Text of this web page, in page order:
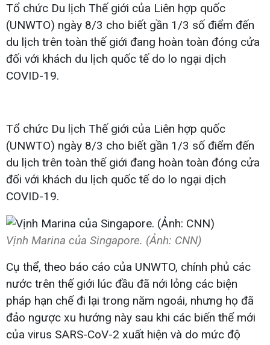
Tổ chức Du lịch Thế giới của Liên hợp quốc
(UNWTO) ngày 8/3 cho biết gần 1/3 số điểm đến
du lịch trên toàn thế giới đang hoàn toàn đóng cửa
đối với khách du lịch quốc tế do lo ngại dịch
COVID-19.
Tổ chức Du lịch Thế giới của Liên hợp quốc
(UNWTO) ngày 8/3 cho biết gần 1/3 số điểm đến
du lịch trên toàn thế giới đang hoàn toàn đóng cửa
đối với khách du lịch quốc tế do lo ngại dịch
COVID-19.
Vịnh Marina của Singapore. (Ảnh: CNN)
Cụ thể, theo báo cáo của UNWTO, chính phủ các
nước trên thế giới lúc đầu đã nới lỏng các biện
pháp hạn chế đi lại trong năm ngoái, nhưng họ đã
đảo ngược xu hướng này sau khi các biến thể mới
của virus SARS-CoV-2 xuất hiện và do mức độ